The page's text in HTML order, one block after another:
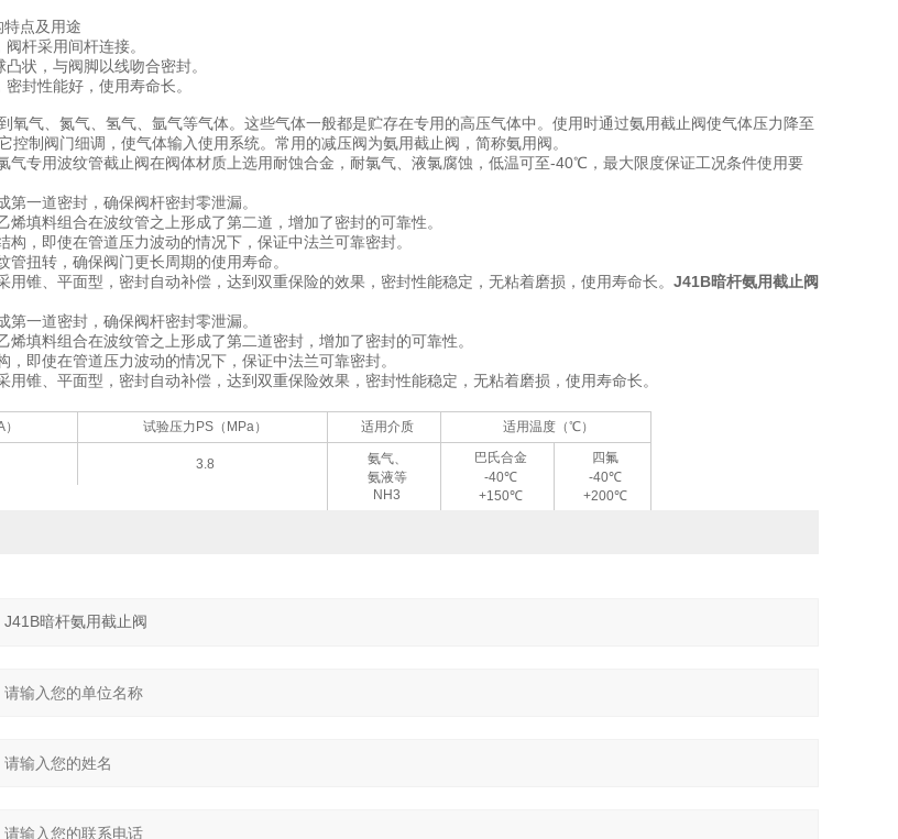
特点及用途
杆采用间杆连接。
状，与阀脚以线吻合密封。
封性能好，使用寿命长。
气、氮气、氢气、氩气等气体。这些气体一般都是贮存在专用的高压气体中。使用时通过氨用截止阀使气体压力降至
控制阀门细调，使气体输入使用系统。常用的减压阀为氨用截止阀，简称氨用阀。
气专用波纹管截止阀在阀体材质上选用耐蚀合金，耐氯气、液氯腐蚀，低温可至-40℃，最大限度保证工况条件使用要
第一道密封，确保阀杆密封零泄漏。
烯填料组合在波纹管之上形成了第二道，增加了密封的可靠性。
构，即使在管道压力波动的情况下，保证中法兰可靠密封。
管扭转，确保阀门更长周期的使用寿命。
用锥、平面型，密封自动补偿，达到双重保险的效果，密封性能稳定，无粘着磨损，使用寿命长。 J41B暗杆氨用截止阀
第一道密封，确保阀杆密封零泄漏。
烯填料组合在波纹管之上形成了第二道密封，增加了密封的可靠性。
，即使在管道压力波动的情况下，保证中法兰可靠密封。
用锥、平面型，密封自动补偿，达到双重保险效果，密封性能稳定，无粘着磨损，使用寿命长。
试验压力PS（MPa） 适用介质 适用温度（℃）
3.8
氨气、
氨液等
NH3
巴氏合金
-40℃
+150℃
四氟
-40℃
+200℃